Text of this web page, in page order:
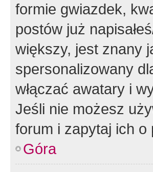
formie gwiazdek,
postów już
większy, jest znany
spersonalizowany
włączać awatary i
Jeśli nie możesz
forum i zapytaj ich o
Góra